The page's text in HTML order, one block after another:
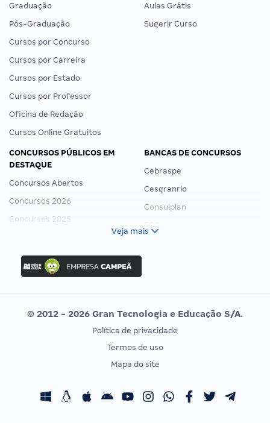
Graduação
Pós-Graduação
Cursos por Concurso
Cursos por Carreira
Cursos por Estado
Cursos por Professor
Oficina de Redação
Cursos Online Gratuitos
Aulas Grátis
Sugerir Curso
CONCURSOS PÚBLICOS EM
DESTAQUE
Concursos Abertos
Concursos 2026
Concursos 2025
Concurso Ibama
Concurso MPU
Editais publicados
BANCAS DE CONCURSOS
Cebraspe
Cesgranrio
Consulplan
Vunesp
CONCURSOS POR PROFISSÃO
Concursos Fiscais
EXAME DE ORDEM
Calendário OAB
Veja mais
© 2012 - 2026 Gran Tecnologia e Educação S/A.
Política de privacidade
Termos de uso
Mapa do site